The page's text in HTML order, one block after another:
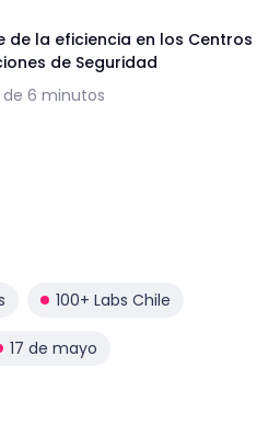
de la eficiencia en los Centros
de Seguridad
6 minutos
100+ Labs Chile
17 de mayo